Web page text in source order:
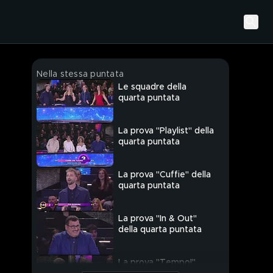
Nella stessa puntata
Le squadre della
quarta puntata
La prova "Playlist" della
quarta puntata
La prova "Cuffie" della
quarta puntata
La prova "In & Out"
della quarta puntata
La prova "Tempo!"